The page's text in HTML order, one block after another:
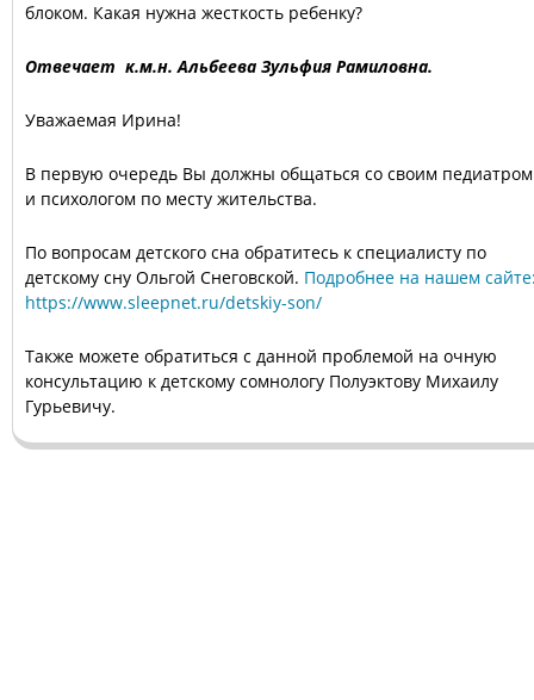
блоком. Какая нужна жесткость ребенку?
Отвечает к.м.н. Альбеева Зульфия Рамиловна.
Уважаемая Ирина!
В первую очередь Вы должны общаться со своим педиатром
и психологом по месту жительства.
По вопросам детского сна обратитесь к специалисту по
детскому сну Ольгой Снеговской. Подробнее на нашем
https://www.sleepnet.ru/detskiy-son/
Также можете обратиться с данной проблемой на очную
консультацию к детскому сомнологу Полуэктову Михаилу
Гурьевичу.